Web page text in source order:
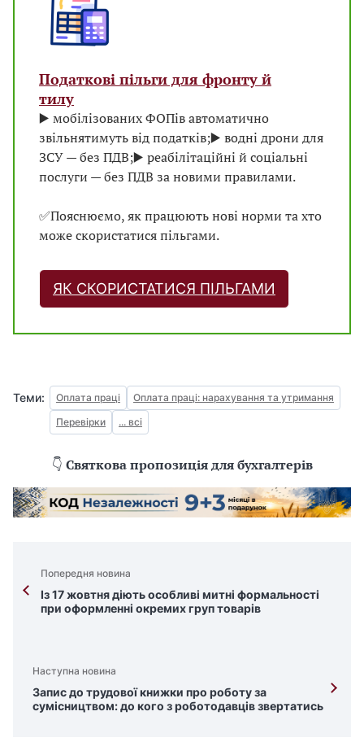
Податкові пільги для фронту й
тилу
▶️ мобілізованих ФОПів автоматично
звільнятимуть від податків;▶️ водні дрони для
ЗСУ — без ПДВ;▶️ реабілітаційні й соціальні
послуги — без ПДВ за новими правилами.
✅Пояснюємо, як працюють нові норми та хто
може скористатися пільгами.
ЯК СКОРИСТАТИСЯ ПІЛЬГАМИ
Теми: Оплата праці
Оплата праці: нарахування та утримання
Перевірки
... всі
👇 Святкова пропозиція для бухгалтерів
Попередня новина
Із 17 жовтня діють особливі митні формальності
при оформленні окремих груп товарів
Наступна новина
Запис до трудової книжки про роботу за
сумісництвом: до кого з роботодавців звертатись